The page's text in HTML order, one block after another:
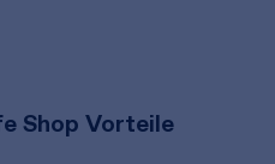
Shop Vorteile